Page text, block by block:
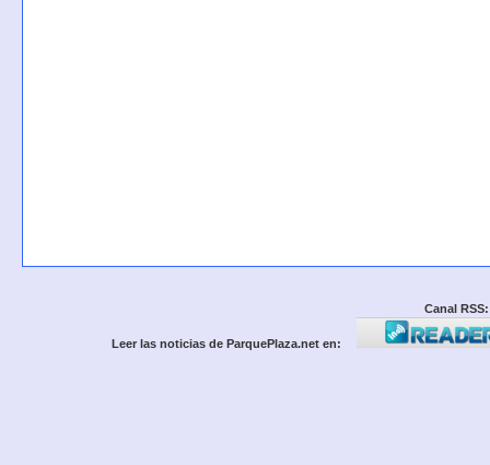
Canal RSS:
Leer las noticias de ParquePlaza.net en: